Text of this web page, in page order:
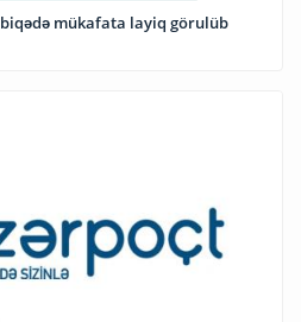
mükafata layiq görulüb